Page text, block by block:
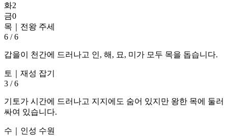
화2
금0
목
전왕 주세
6 /6
갑을이 천간에 드러나고 인, 해, 묘, 미가 모두 목을 돕습니다.
토
재성 잡기
3 /6
기토가 시간에 드러나고 지지에도 숨어 있지만 왕한 목에 둘러
싸여 있습니다.
수
인성 수원